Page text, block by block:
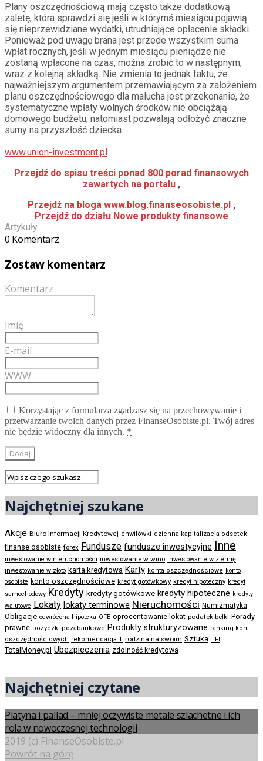
Plany oszczędnościową mają często także dodatkową
zaletę, która sprawdzi się jeśli w którymś miesiącu pojawią
się nieprzewidziane wydatki, utrudniające opłacenie składki.
Ponieważ pod uwagę brana jest przede wszystkim suma
wpłat rocznych, jeśli w jednym miesiącu pieniądze nie
zostaną wpłacone na czas, można zrobić to w następnym,
wraz z kolejną składką. Nie zmienia to jednak faktu, że
najważniejszym argumentem przemawiającym za założeniem
planu oszczędnościowego dla malucha jest przekonanie, że
systematyczne wpłaty wolnych środków nie obciążają
domowego budżetu, natomiast pozwalają odłożyć znaczne
sumy na przyszłość dziecka.
www.union-investment.pl
Przejdź do spisu treści ponad 800 porad finansowych
zawartych na portalu ,
Przejdź na bloga www.blog.finanseosobiste.pl ,
Przejdź do działu Nowe produkty finansowe
Artykuły
0 Komentarz
Zostaw komentarz
Komentarz
Imię
E-mail
WWW
Korzystając z formularza zgadzasz się na przechowywanie i
przetwarzanie twoich danych przez FinanseOsobiste.pl. Twój adres
nie będzie widoczny dla innych. *
Najchętniej szukane
Akcje Biuro Informacji Kredytowej chwilówki dzienna kapitalizacja odsetek
finanse osobiste forex Fundusze fundusze inwestycyjne Inne
inwestowanie w nieruchomości inwestowanie w wino inwestowanie w ziemię
inwestowanie w złoto karta kredytowa Karty konta oszczędnościowe konto
osobiste konto oszczędnościowe kredyt gotówkowy kredyt hipoteczny kredyt
samochodowy Kredyty kredyty gotówkowe kredyty hipoteczne kredyty
walutowe Lokaty lokaty terminowe Nieruchomości Numizmatyka
Obligacje odwrócona hipoteka OFE oprocentowanie lokat podatek belki Porady
prawne pożyczki pozabankowe Produkty strukturyzowane ranking kont
oszczędnościowych rekomendacja T rodzina na swoim Sztuka TFI
TotalMoney.pl Ubezpieczenia zdolność kredytowa
Najchętniej czytane
Platyna i pallad – mniej oczywiste metale szlachetne i ich
rola w nowoczesnej technologii
2019 (c) FinanseOsobiste.pl
Powrót na górę